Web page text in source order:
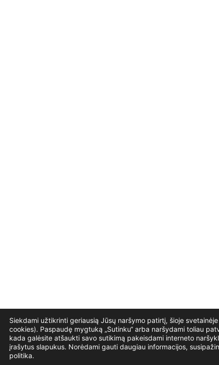
Siekdami užtikrinti geriausią Jūsų naršymo patirtį, šioje
cookies). Paspaudę mygtuką „Sutinku“ arba naršydami toliau
kada galėsite atšaukti savo sutikimą pakeisdami interneto
įrašytus slapukus. Norėdami gauti daugiau informacijos,
politika.